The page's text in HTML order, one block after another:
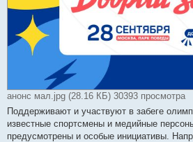
анонс мал.jpg (28.16 КБ) 30393 просмотра
Поддерживают и участвуют в забеге
известные спортсмены и медийные
предусмотрены и особые инициативы.